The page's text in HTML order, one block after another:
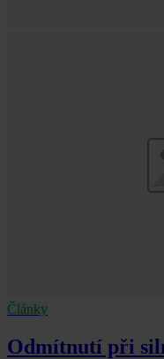
Články
Odmítnutí při